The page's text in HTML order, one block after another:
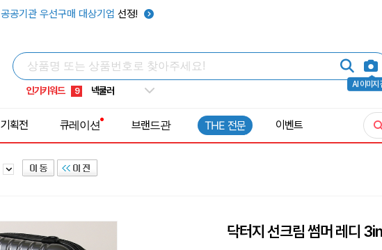
공공기관 우선구매 대상기업 선정!
AI 이미지
인기키워드
6 우산
8 쿨토시
9 넥쿨러
10 타포린가방
기획전 큐레이션 브랜드관 THE 전문 이벤트
닥터지 선크림 썸머 레디